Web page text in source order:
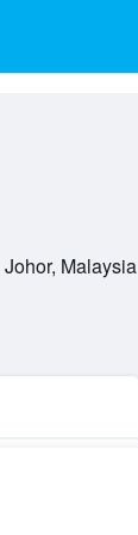
Malaysia